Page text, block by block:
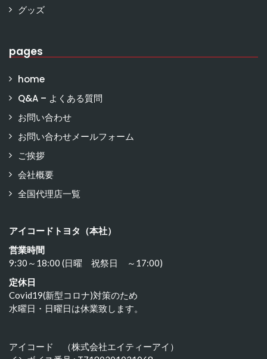
グッズ
pages
home
Q&A – よくある質問
お問い合わせ
お問い合わせメールフォーム
ご挨拶
会社概要
全国代理店一覧
アイコードトヨタ（本社）
営業時間
9:30～18:00 (日曜 祝祭日 ～17:00)
定休日
Covid19(新型コロナ)対策のため
水曜日・日曜日は休業致します。
アイコード （株式会社エイティーアイ）